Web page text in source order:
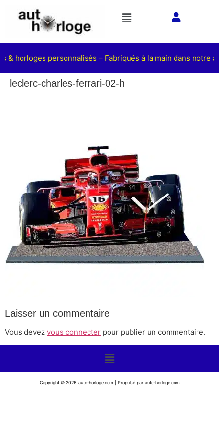
& horloges personnalisés – Fabriqués à la main dans notre
leclerc-charles-ferrari-02-h
Laisser un commentaire
Vous devez vous connecter pour publier un commentaire.
Copyright © 2026 auto-horloge.com | Propulsé par auto-horloge.com